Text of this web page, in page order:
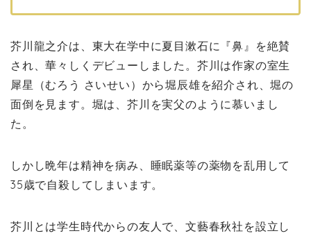
芥川龍之介は、東大在学中に夏目漱石に『鼻』を絶賛
され、華々しくデビューしました。芥川は作家の室生
犀星（むろう さいせい）から堀辰雄を紹介され、堀の
面倒を見ます。堀は、芥川を実父のように慕いまし
た。
しかし晩年は精神を病み、睡眠薬等の薬物を乱用して
35歳で自殺してしまいます。
芥川とは学生時代からの友人で、文藝春秋社を設立し